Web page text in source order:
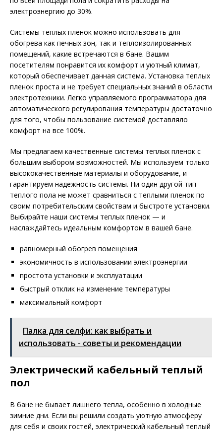
электроэнергию до 30%.
Системы теплых пленок можно использовать для
обогрева как печных зон, так и теплоизолированных
помещений, какие встречаются в бане. Вашим
посетителям понравится их комфорт и уютный климат,
который обеспечивает данная система. Установка теплых
пленок проста и не требует специальных знаний в области
электротехники. Легко управляемого программатора для
автоматического регулирования температуры достаточно
для того, чтобы пользование системой доставляло
комфорт на все 100%.
Мы предлагаем качественные системы теплых пленок с
большим выбором возможностей. Мы используем только
высококачественные материалы и оборудование, и
гарантируем надежность системы. Ни один другой тип
теплого пола не может сравниться с теплыми пленок по
своим потребительским свойствам и быстроте установки.
Выбирайте наши системы теплых пленок — и
наслаждайтесь идеальным комфортом в вашей бане.
равномерный обогрев помещения
экономичность в использовании электроэнергии
простота установки и эксплуатации
быстрый отклик на изменение температуры
максимальный комфорт
Палка для селфи: как выбрать и
использовать - советы и рекомендации
Электрический кабельный теплый
пол
В бане не бывает лишнего тепла, особенно в холодные
зимние дни. Если вы решили создать уютную атмосферу
для себя и своих гостей, электрический кабельный теплый